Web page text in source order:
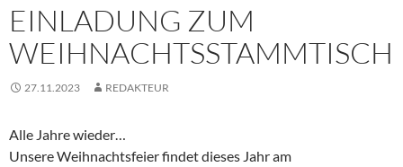
EINLADUNG ZUM
WEIHNACHTSSTAMMTISCH
27.11.2023 REDAKTEUR
Alle Jahre wieder…
Unsere Weihnachtsfeier findet dieses Jahr am